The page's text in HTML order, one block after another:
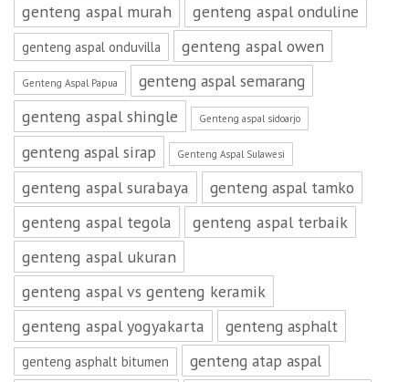
genteng aspal murah genteng aspal onduline
genteng aspal onduvilla genteng aspal owen
Genteng Aspal Papua
genteng aspal semarang
genteng aspal shingle
Genteng aspal sidoarjo
genteng aspal sirap Genteng Aspal Sulawesi
genteng aspal surabaya
genteng aspal tamko
genteng aspal tegola
genteng aspal terbaik
genteng aspal ukuran
genteng aspal vs genteng keramik
genteng aspal yogyakarta
genteng asphalt
genteng asphalt bitumen
genteng atap aspal